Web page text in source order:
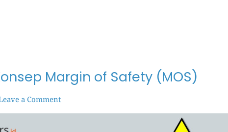
Margin of Safety (MOS)
a Comment